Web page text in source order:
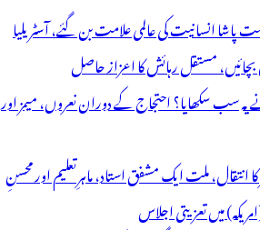
انسانیت کی عالمی علامت بن گئے، آسٹریلیا
مستقل رہائش کا اعزاز حاصل
سکھایا؟ احتجاج کے دوران نعروں، میمز اور
انتقال، ملت ایک مشفق استاد، ماہرِتعلیم اور محسنِ
میں تعزیتی اجلاس